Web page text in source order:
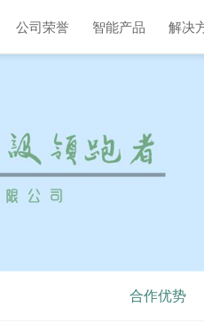
公司荣誉 智能产品 解决
合作优势